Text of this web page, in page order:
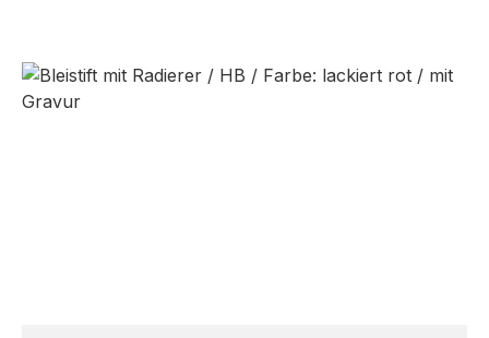
Bildergalerie überspringen